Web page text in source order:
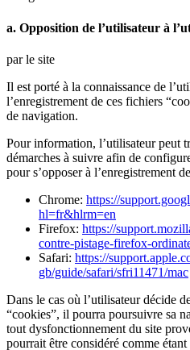
a. Opposition de l’utilisateur à
par le site
Il est porté à la connaissance de
l’enregistrement de ces fichiers
de navigation.
Pour information, l’utilisateur peut
démarches à suivre afin de
pour s’opposer à l’enregistrement
Chrome: https://
hl=fr&hlrm=en
Firefox: https://
contre-pistage-firefox-
Safari: https://
gb/guide/safari/sfri11471/mac
Dans le cas où l’utilisateur décide
“cookies”, il pourra poursuivre sa
tout dysfonctionnement du site
pourrait être considéré comme